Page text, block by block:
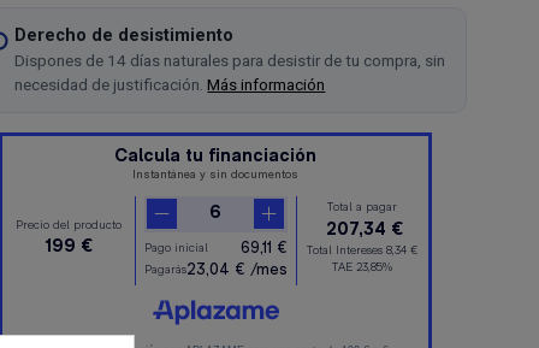
Derecho de desistimiento
Dispones de 14 días naturales para desistir de tu compra, sin
necesidad de justificación.Más información